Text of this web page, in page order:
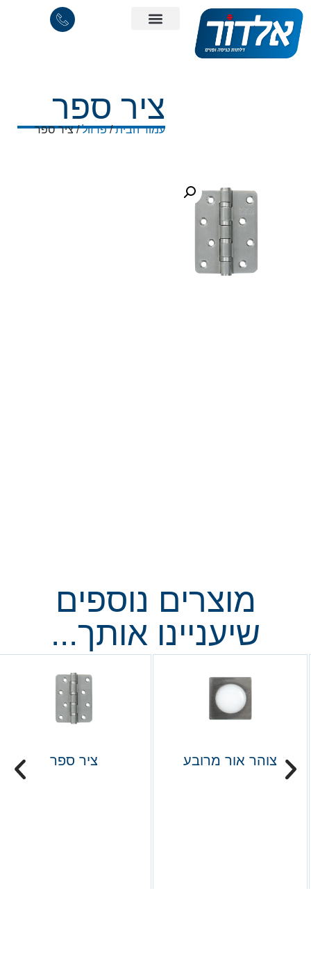
ציר ספר
עמוד הבית/פרזול/ ציר ספר
מוצרים נוספים
שיעניינו אותך...
צוהר אור מרובע ציר ספר